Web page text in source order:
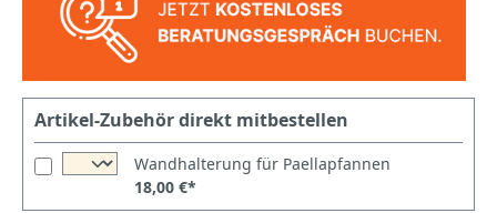
Artikel-Zubehör direkt mitbestellen
Wandhalterung für Paellapfannen
18,00 €*